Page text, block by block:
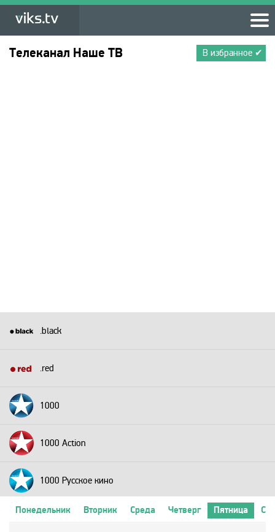
В избранное ✔
Телеканал Наше ТВ
.black
.red
1000
1000 Action
1000 Русское кино
Понедельник Вторник Среда Четверг Пятница